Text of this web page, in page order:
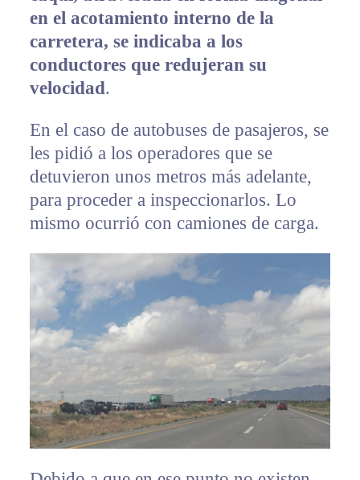
en el acotamiento interno de la
carretera, se indicaba a los
conductores que redujeran su
velocidad.
En el caso de autobuses de pasajeros, se
les pidió a los operadores que se
detuvieron unos metros más adelante,
para proceder a inspeccionarlos. Lo
mismo ocurrió con camiones de carga.